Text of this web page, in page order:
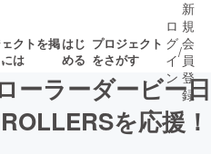
クトを掲
は
はじ
める
プロジェクト
をさがす
ロ
グ
イ
ン
/
新
規
会
員
登
録
ーラーダービー日
を応援！